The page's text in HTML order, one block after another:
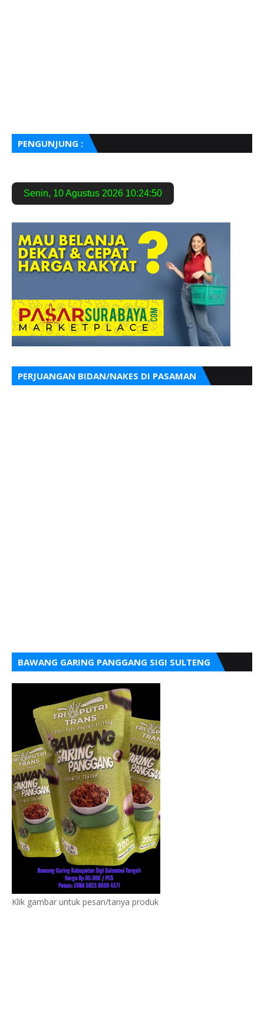
PENGUNJUNG :
Senin, 10 Agustus 2026 10:24:51
PERJUANGAN BIDAN/NAKES DI PASAMAN
BAWANG GARING PANGGANG SIGI SULTENG
Klik gambar untuk pesan/tanya produk